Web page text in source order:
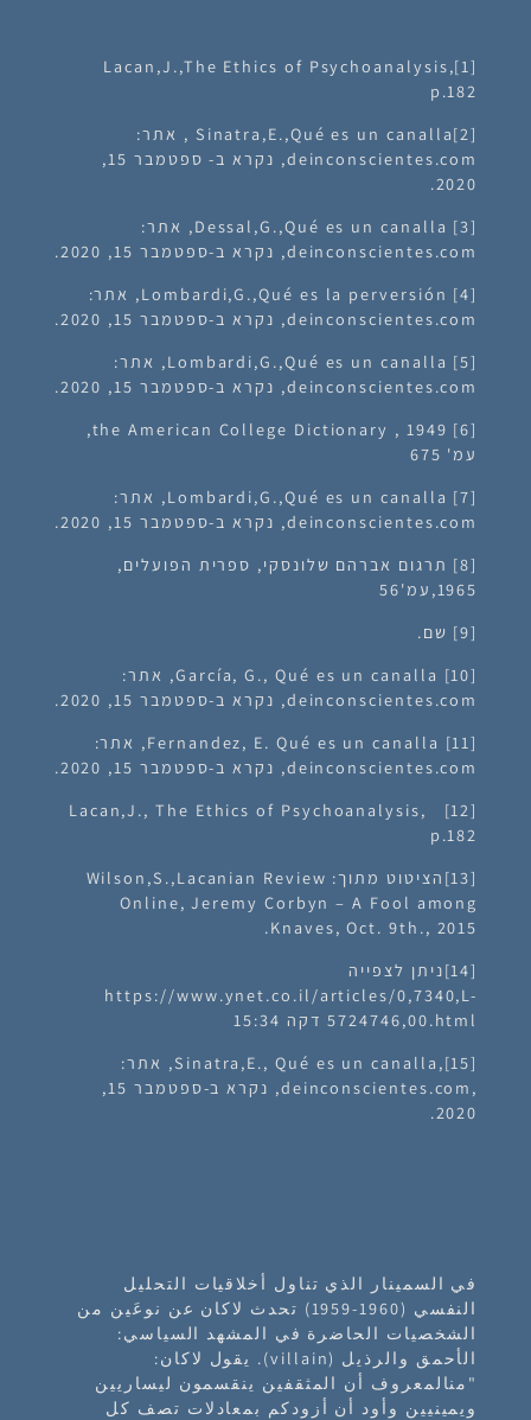
[1]Lacan,J.,The Ethics of Psychoanalysis,
p.182
[2]Sinatra,E.,Qué es un canalla , אתר:
deinconscientes.com, נקרא ב- ספטמבר 15,
2020.
[3] Dessal,G.,Qué es un canalla, אתר:
deinconscientes.com, נקרא ב-ספטמבר 15, 2020.
[4] Lombardi,G.,Qué es la perversión, אתר:
deinconscientes.com, נקרא ב-ספטמבר 15, 2020.
[5] Lombardi,G.,Qué es un canalla, אתר:
deinconscientes.com, נקרא ב-ספטמבר 15, 2020.
[6] the American College Dictionary , 1949,
עמ' 675
[7] Lombardi,G.,Qué es un canalla, אתר:
deinconscientes.com, נקרא ב-ספטמבר 15, 2020.
[8] תרגום אברהם שלונסקי, ספרית הפועלים,
1965,עמ'56
[9] שם.
[10] García, G., Qué es un canalla, אתר:
deinconscientes.com, נקרא ב-ספטמבר 15, 2020.
[11] Fernandez, E. Qué es un canalla, אתר:
deinconscientes.com, נקרא ב-ספטמבר 15, 2020.
[12] Lacan,J., The Ethics of Psychoanalysis,
p.182
[13]הציטוט מתוך: Wilson,S.,Lacanian Review
Online, Jeremy Corbyn – A Fool among
Knaves, Oct. 9th., 2015.
[14]ניתן לצפייה
https://www.ynet.co.il/articles/0,7340,L-
5724746,00.html דקה 15:34
[15],Sinatra,E., Qué es un canalla, אתר:
,deinconscientes.com, נקרא ב-ספטמבר 15,
2020.
في السمينار الذي تناول أخلاقيات التحليل
النفسي (1960-1959) تحدث لاكان عن نوعَين من
الشخصيات الحاضرة في المشهد السياسي:
الأحمق والرذيل (villain). يقول لاكان:
"منالمعروف أن المثقفين ينقسمون ليساريين
ويمينيين وأود أن أزودكم بمعادلات تصف كل